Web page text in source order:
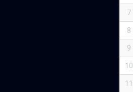
7
8
9
10
11